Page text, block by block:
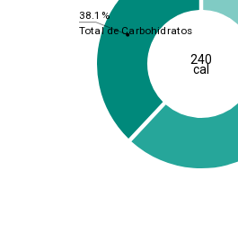
38.1%
Total de Carbohidratos
240
cal